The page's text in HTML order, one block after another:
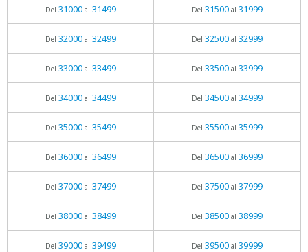
Del 31000al 31499 Del 31500al 31999
Del 32000al 32499 Del 32500al 32999
Del 33000al 33499 Del 33500al 33999
Del 34000al 34499 Del 34500al 34999
Del 35000al 35499 Del 35500al 35999
Del 36000al 36499 Del 36500al 36999
Del 37000al 37499 Del 37500al 37999
Del 38000al 38499 Del 38500al 38999
Del 39000al 39499 Del 39500al 39999